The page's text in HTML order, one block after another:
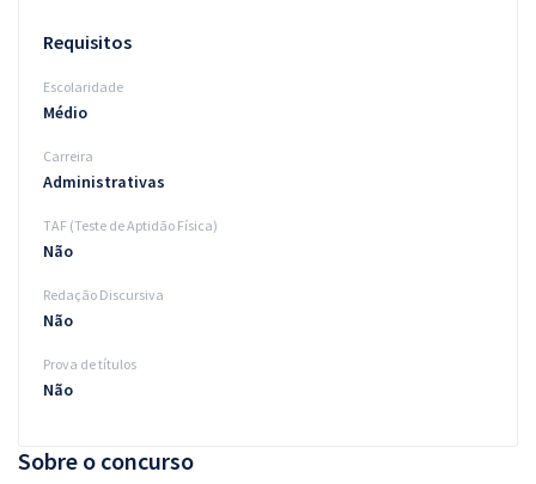
Sobre o concurso
Requisitos
Escolaridade
Médio
Carreira
Administrativas
TAF (Teste de Aptidão Física)
Não
Redação Discursiva
Não
Prova de títulos
Não